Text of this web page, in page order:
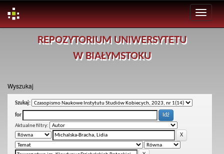
REPOZYTORIUM UNIWERSYTETU
W BIAŁYMSTOKU
Wyszukaj
Szukaj:
for
Aktualne filtry: